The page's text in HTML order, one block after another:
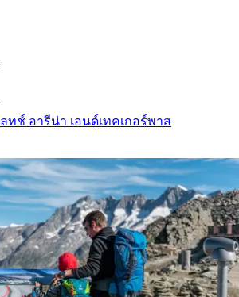
ทช์ อารีน่า เอนด์เทคเกอร์พาส